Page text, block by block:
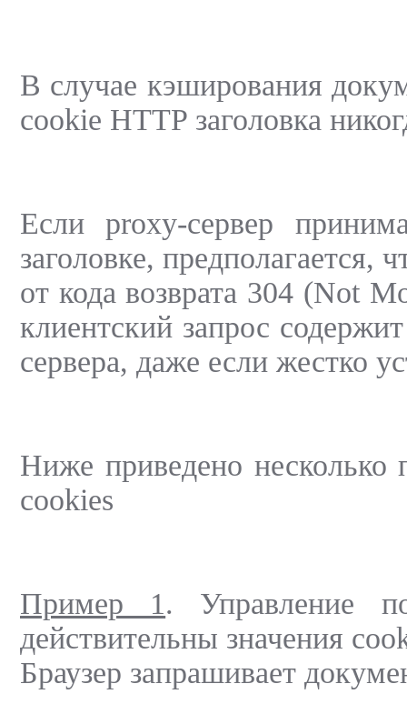
В случае кэширования
cookie HTTP заголовка
Если proxy-сервер
заголовке, предполагается,
от кода возврата 304 (Not
клиентский запрос
сервера, даже если жестко
Ниже приведено несколько
cookies
Пример 1. Управление
действительны значения
Браузер запрашивает